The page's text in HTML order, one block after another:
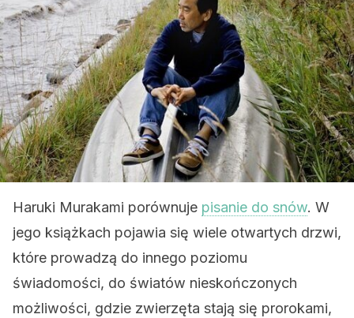
Haruki Murakami porównuje pisanie do snów. W
jego książkach pojawia się wiele otwartych drzwi,
które prowadzą do innego poziomu
świadomości, do światów nieskończonych
możliwości, gdzie zwierzęta stają się prorokami,